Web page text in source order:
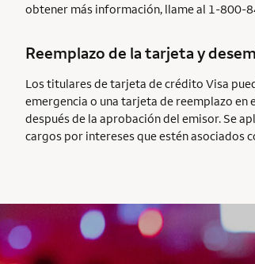
obtener más información, llame al 1-800-
Reemplazo de la tarjeta y
Los titulares de tarjeta de crédito Visa
emergencia o una tarjeta de reemplazo
después de la aprobación del emisor. Se
cargos por intereses que estén asociados
AUTOGRAPH CARD
EXCLUSIVES